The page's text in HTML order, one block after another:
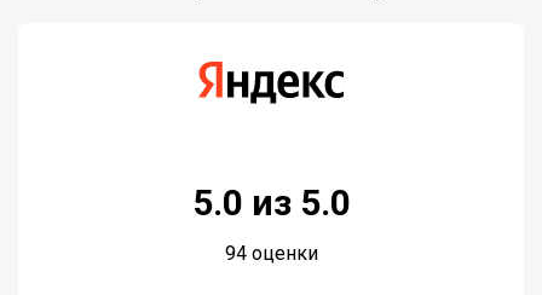
5.0 из 5.0
94 оценки